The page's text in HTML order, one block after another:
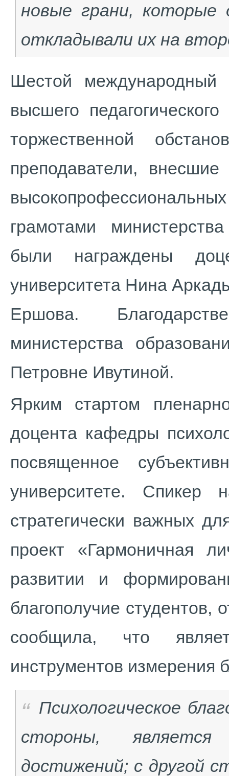
новые грани, которые
откладывали их на
Шестой международный
высшего
торжественной
преподаватели,
грамотами
были награждены
университета Нина
Ершова.
министерства
Петровне Ивутиной.
Ярким стартом
доцента кафедры
посвященное
университете.
стратегически важных
проект «Гармоничная
развитии и
благополучие
сообщила, что
инструментов измерения
Психологическое
стороны, является
достижений; с другой